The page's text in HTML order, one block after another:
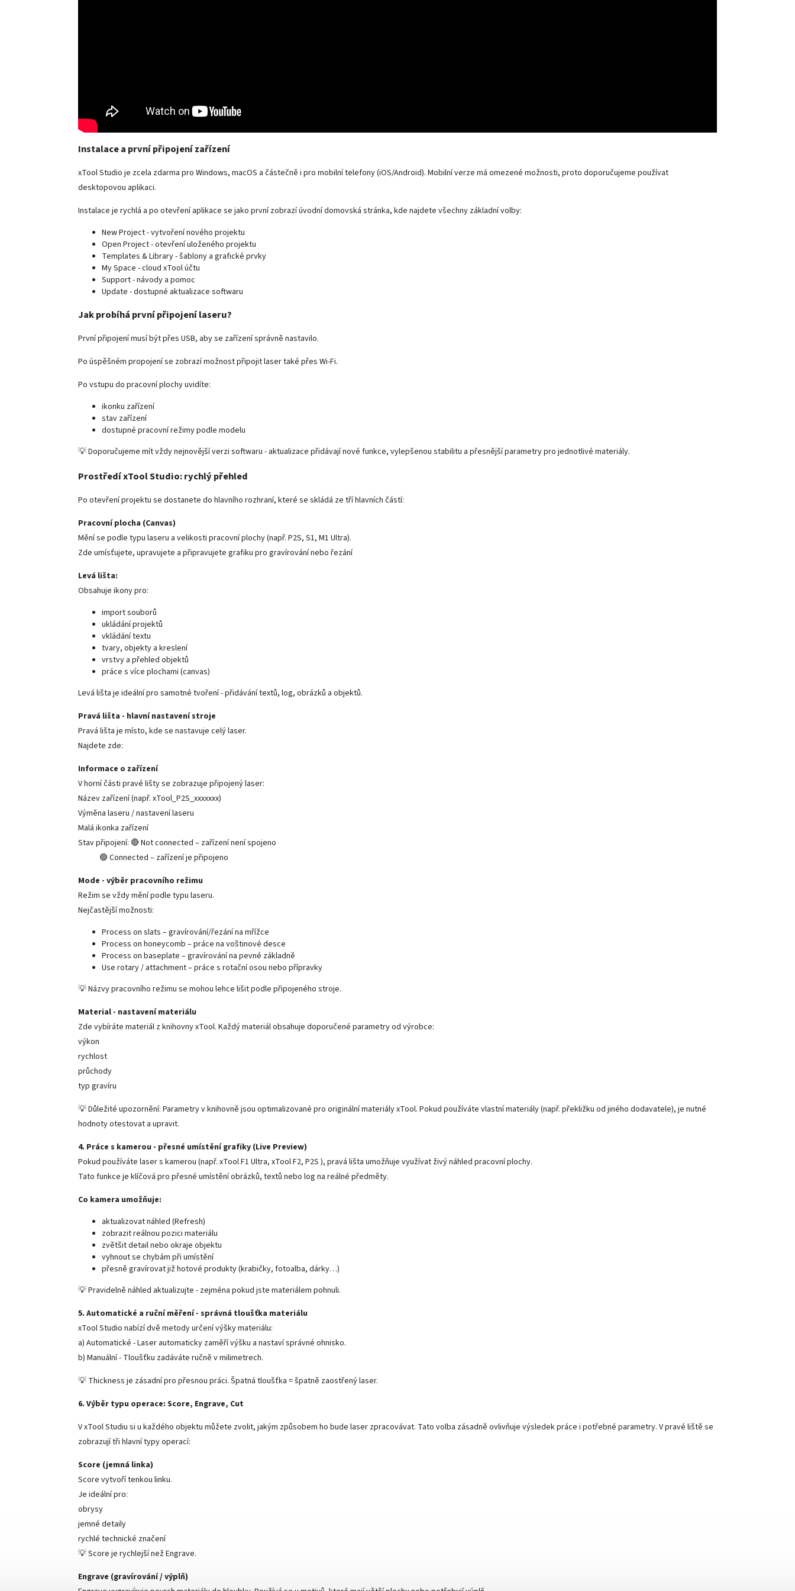
Instalace a první připojení zařízení
xTool Studio je zcela zdarma pro Windows, macOS a částečně i pro mobilní telefony (iOS/Android). Mobilní verze má omezené možnosti, proto doporučujeme používat
desktopovou aplikaci.
Instalace je rychlá a po otevření aplikace se jako první zobrazí úvodní domovská stránka, kde najdete všechny základní volby:
New Project - vytvoření nového projektu
Open Project - otevření uloženého projektu
Templates & Library - šablony a grafické prvky
My Space - cloud xTool účtu
Support - návody a pomoc
Update - dostupné aktualizace softwaru
Jak probíhá první připojení laseru?
První připojení musí být přes USB, aby se zařízení správně nastavilo.
Po úspěšném propojení se zobrazí možnost připojit laser také přes Wi-Fi.
Po vstupu do pracovní plochy uvidíte:
ikonku zařízení
stav zařízení
dostupné pracovní režimy podle modelu
💡 Doporučujeme mít vždy nejnovější verzi softwaru - aktualizace přidávají nové funkce, vylepšenou stabilitu a přesnější parametry pro jednotlivé materiály.
Prostředí xTool Studio: rychlý přehled
Po otevření projektu se dostanete do hlavního rozhraní, které se skládá ze tří hlavních částí:
Pracovní plocha (Canvas)
Mění se podle typu laseru a velikosti pracovní plochy (např. P2S, S1, M1 Ultra).
Zde umísťujete, upravujete a připravujete grafiku pro gravírování nebo řezání
Levá lišta:
Obsahuje ikony pro:
import souborů
ukládání projektů
vkládání textu
tvary, objekty a kreslení
vrstvy a přehled objektů
práce s více plochami (canvas)
Levá lišta je ideální pro samotné tvoření - přidávání textů, log, obrázků a objektů.
Pravá lišta - hlavní nastavení stroje
Pravá lišta je místo, kde se nastavuje celý laser.
Najdete zde:
Informace o zařízení
V horní části pravé lišty se zobrazuje připojený laser:
Název zařízení (např. xTool_P2S_xxxxxxx)
Výměna laseru / nastavení laseru
Malá ikonka zařízení
Stav připojení: 🔴 Not connected – zařízení není spojeno
🟢 Connected – zařízení je připojeno
Mode - výběr pracovního režimu
Režim se vždy mění podle typu laseru.
Nejčastější možnosti:
Process on slats – gravírování/řezání na mřížce
Process on honeycomb – práce na voštinové desce
Process on baseplate – gravírování na pevné základně
Use rotary / attachment – práce s rotační osou nebo přípravky
💡 Názvy pracovního režimu se mohou lehce lišit podle připojeného stroje.
Material - nastavení materiálu
Zde vybíráte materiál z knihovny xTool. Každý materiál obsahuje doporučené parametry od výrobce:
výkon
rychlost
průchody
typ gravíru
💡 Důležité upozornění: Parametry v knihovně jsou optimalizované pro originální materiály xTool. Pokud používáte vlastní materiály (např. překližku od jiného dodavatele), je nutné
hodnoty otestovat a upravit.
4. Práce s kamerou - přesné umístění grafiky (Live Preview)
Pokud používáte laser s kamerou (např. xTool F1 Ultra, xTool F2, P2S ), pravá lišta umožňuje využívat živý náhled pracovní plochy.
Tato funkce je klíčová pro přesné umístění obrázků, textů nebo log na reálné předměty.
Co kamera umožňuje:
aktualizovat náhled (Refresh)
zobrazit reálnou pozici materiálu
zvětšit detail nebo okraje objektu
vyhnout se chybám při umístění
přesně gravírovat již hotové produkty (krabičky, fotoalba, dárky…)
💡 Pravidelně náhled aktualizujte - zejména pokud jste materiálem pohnuli.
5. Automatické a ruční měření - správná tloušťka materiálu
xTool Studio nabízí dvě metody určení výšky materiálu:
a) Automatické - Laser automaticky zaměří výšku a nastaví správné ohnisko.
b) Manuální - Tloušťku zadáváte ručně v milimetrech.
💡 Thickness je zásadní pro přesnou práci. Špatná tloušťka = špatně zaostřený laser.
6. Výběr typu operace: Score, Engrave, Cut
V xTool Studiu si u každého objektu můžete zvolit, jakým způsobem ho bude laser zpracovávat. Tato volba zásadně ovlivňuje výsledek práce i potřebné parametry. V pravé liště se
zobrazují tři hlavní typy operací:
Score (jemná linka)
Score vytvoří tenkou linku.
Je ideální pro:
obrysy
jemné detaily
rychlé technické značení
💡 Score je rychlejší než Engrave.
Engrave (gravírování / výplň)